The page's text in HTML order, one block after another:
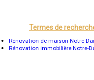
Orléans
Agen
Mende
Termes de
Rénovation de maison Notre-
Rénovation immobilière Notre-